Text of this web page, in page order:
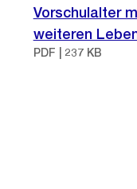
Vorschulalter
weiteren
PDF | 237 KB